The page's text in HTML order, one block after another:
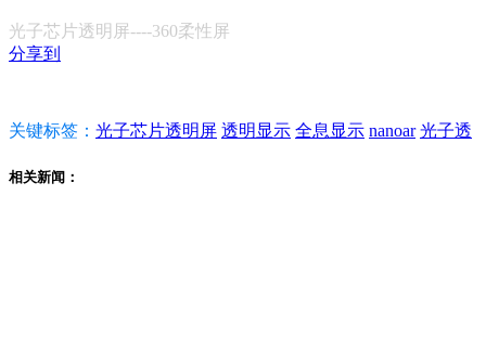
光子芯片透明屏----360柔性屏
分享到
关键标签： 光子芯片透明屏 透明显示 全息显示 nanoar 光子透
相关新闻：